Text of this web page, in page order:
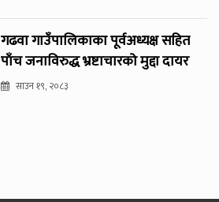
गढवा गाउँपालिकाका पूर्वअध्यक्ष सहित
पाँच जनाविरुद्ध भ्रष्टाचारको मुद्दा दायर
साउन १९, २०८३